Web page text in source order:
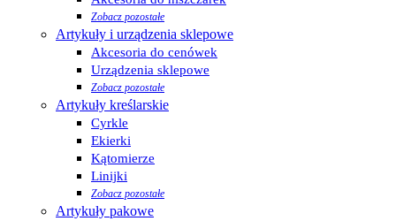
Zobacz pozostałe
Artykuły i urządzenia sklepowe
Akcesoria do cenówek
Urządzenia sklepowe
Zobacz pozostałe
Artykuły kreślarskie
Cyrkle
Ekierki
Kątomierze
Linijki
Zobacz pozostałe
Artykuły pakowe